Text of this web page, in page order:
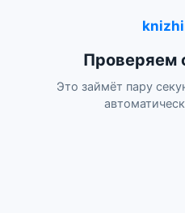
Проверяем
Это займёт пару